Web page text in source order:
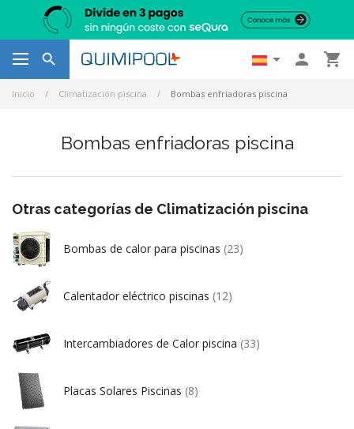
   
Inicio Climatización piscina Bombas enfriadoras piscina
Bombas enfriadoras piscina
Otras categorías de Climatización piscina
Bombas de calor para piscinas (23)
Calentador eléctrico piscinas (12)
Intercambiadores de Calor piscina (33)
Placas Solares Piscinas (8)